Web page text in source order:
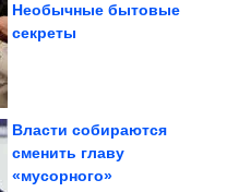
Необычные бытовые
секреты
Демотиваторов. Мне
Власти собираются
cменить главу
«мусорного»